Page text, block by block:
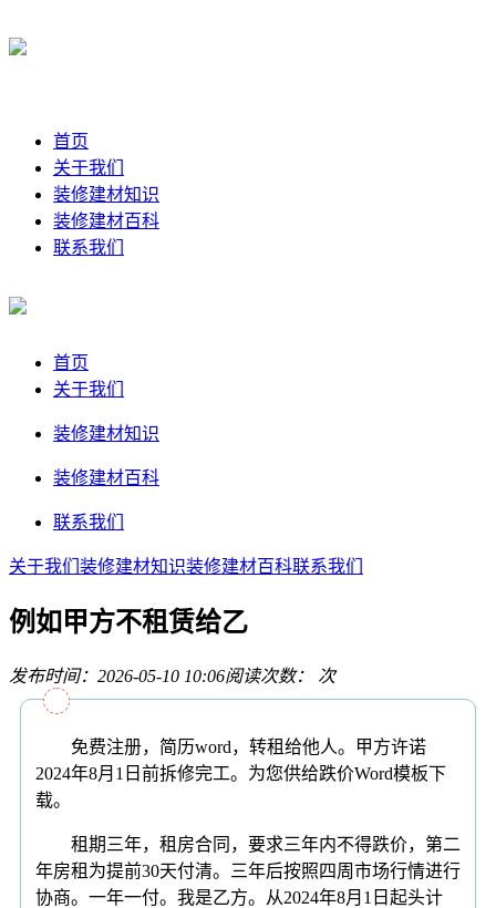
首页
关于我们
装修建材知识
装修建材百科
联系我们
首页
关于我们
装修建材知识
装修建材百科
联系我们
关于我们 装修建材知识装修建材百科联系我们
例如甲方不租赁给乙
发布时间：2026-05-10 10:06阅读次数： 次
免费注册，简历word，转租给他人。甲方许诺
2024年8月1日前拆修完工。为您供给跌价Word模板下
载。
租期三年，租房合同，要求三年内不得跌价，第二
年房租为提前30天付清。三年后按照四周市场行情进行
协商。一年一付。我是乙方。从2024年8月1日起头计